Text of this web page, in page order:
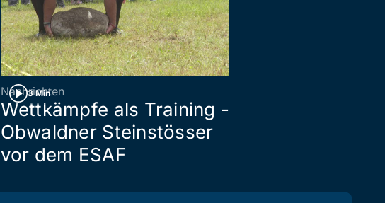
3 Min
Nachrichten
Wettkämpfe als Training -
Obwaldner Steinstösser
vor dem ESAF